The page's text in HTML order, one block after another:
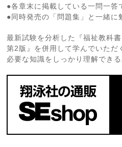
●各章末に掲載している一問一答
●同時発売の「問題集」と一緒に
最新試験を分析した『福祉教科
第2版』を併用して学んでいただ
必要な知識をしっかり理解でき